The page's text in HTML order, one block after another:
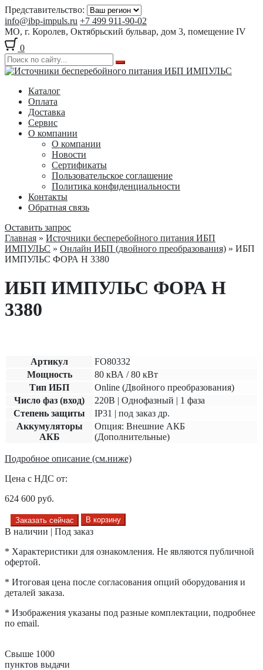
Представительство:
info@ibp-impuls.ru +7 499 911-90-02
МО, г. Королев, Октябрьский бульвар, дом 3, помещение IV
0
Перейти
навигации
Перейти
содержимому
Каталог
Оплата
Доставка
Сервис
О компании
О компании
Новости
Сертификаты
Пользовательское соглашение
Политика конфиденциальности
Контакты
Обратная связь
Оставить запрос
Главная » Источники бесперебойного питания ИБП
ИМПУЛЬС » Онлайн ИБП (двойного преобразования) » ИБП
ИМПУЛЬС ФОРА Н 3380
ИБП ИМПУЛЬС ФОРА Н
3380
Артикул
FO80332
Мощность
80 кВА / 80 кВт
Тип ИБП
Online (Двойного преобразования)
Число фаз (вход)
220В | Однофазный | 1 фаза
Степень защиты
IP31 | под заказ др.
Аккумуляторы
АКБ
Опция: Внешние АКБ
(Дополнительные)
Подробное описание (см.ниже)
Цена с НДС от:
624 600 руб.
Заказать сейчас В корзину
В наличии | Под заказ
* Характеристики для ознакомления. Не являются публичной
офертой.
* Итоговая цена после согласования опций оборудования и
деталей заказа.
* Изображения указаны под разные комплектации, подробнее
по email.
Свыше 1000
пунктов выдачи